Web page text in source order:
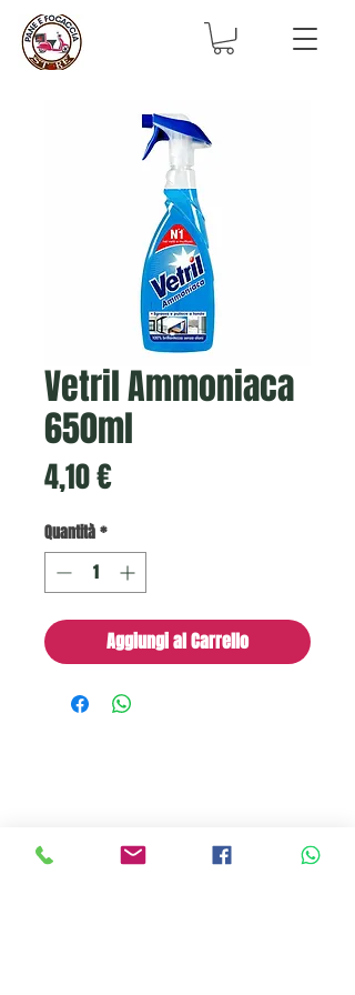
Vetril Ammoniaca
650ml
4,10 €Prezzo
Quantità*
Aggiungi al Carrello